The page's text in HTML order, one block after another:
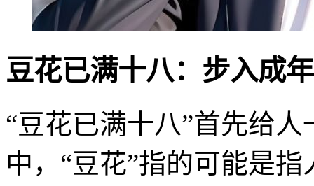
豆花已满十八：步入成
“豆花已满十八”首先给
中，“豆花”指的可能是